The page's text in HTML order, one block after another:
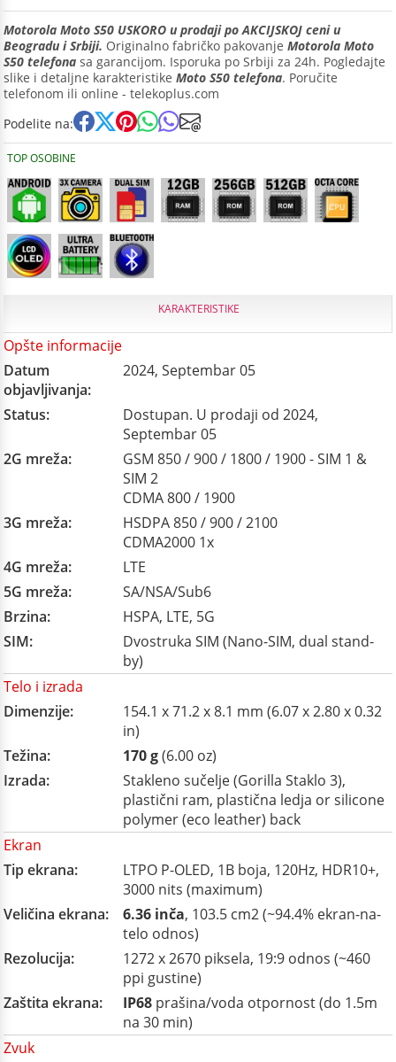
Motorola Moto S50 USKORO u prodaji po AKCIJSKOJ ceni u
Beogradu i Srbiji. Originalno fabričko pakovanje Motorola Moto
S50 telefona sa garancijom. Isporuka po Srbiji za 24h. Pogledajte
slike i detaljne karakteristike Moto S50 telefona. Poručite
telefonom ili online - telekoplus.com
Podelite na:
TOP OSOBINE
KARAKTERISTIKE
Opšte informacije
Datum
objavljivanja:
2024, Septembar 05
Status:
Dostupan. U prodaji od 2024,
Septembar 05
2G mreža:
GSM 850 / 900 / 1800 / 1900 - SIM 1 &
SIM 2
CDMA 800 / 1900
3G mreža:
HSDPA 850 / 900 / 2100
CDMA2000 1x
4G mreža:
LTE
5G mreža:
SA/NSA/Sub6
Brzina:
HSPA, LTE, 5G
SIM:
Dvostruka SIM (Nano-SIM, dual stand-
by)
Telo i izrada
Dimenzije:
154.1 x 71.2 x 8.1 mm (6.07 x 2.80 x 0.32
in)
Težina:
170 g(6.00 oz)
Izrada:
Stakleno sučelje (Gorilla Staklo 3),
plastični ram, plastična ledja or silicone
polymer (eco leather) back
Ekran
Tip ekrana:
LTPO P-OLED, 1B boja, 120Hz, HDR10+,
3000 nits (maximum)
Veličina ekrana:
6.36 inča, 103.5 cm2 (~94.4% ekran-na-
telo odnos)
Rezolucija:
1272 x 2670 piksela, 19:9 odnos (~460
ppi gustine)
Zaštita ekrana:
IP68 prašina/voda otpornost (do 1.5m
na 30 min)
Zvuk